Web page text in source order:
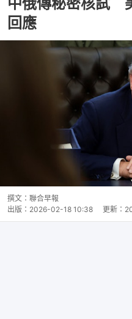
中俄傳秘密核試
回應
撰文： 聯合早報
出版： 2026-02-18 10:38 更新：